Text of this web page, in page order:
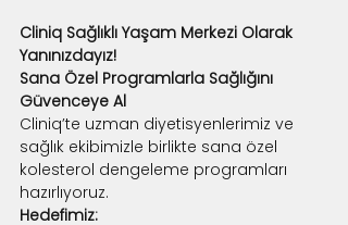
Cliniq Sağlıklı Yaşam Merkezi Olarak
Yanınızdayız!
Sana Özel Programlarla Sağlığını
Güvenceye Al
Cliniq’te uzman diyetisyenlerimiz ve
sağlık ekibimizle birlikte sana özel
kolesterol dengeleme programları
hazırlıyoruz.
Hedefimiz: